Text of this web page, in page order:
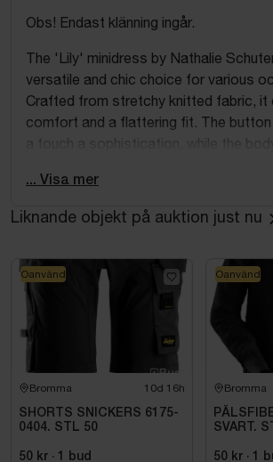
Obs! Endast klänning ingår.
The 'Lily' minidress by Nathalie
versatile and chic choice for various
Crafted from stretchy knitted fabric, it
comfort and a flattering fit. The button
a touch a sophistication, while the
perfect balance between style and
... Visa mer
Liknande objekt på auktion just nu
Bromma 10d 16h
SHORTS SNICKERS 6175-
0404. STL 50
50 kr · 1 bud
Oanvänd
Bromma
SVART.
50 kr · 1
Oanvänd